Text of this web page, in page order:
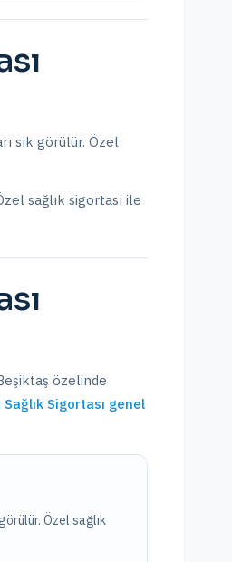
sık görülür. Özel
sağlık sigortası ile
özelinde
Sağlık Sigortası genel
Özel sağlık